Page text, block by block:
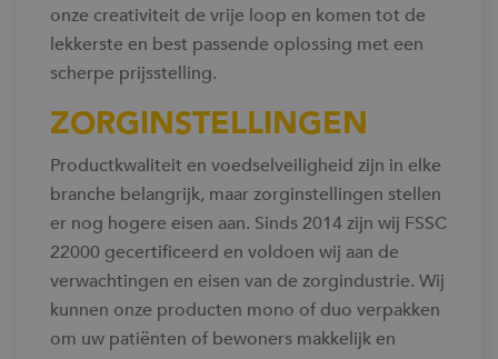
onze creativiteit de vrije loop en komen tot de
lekkerste en best passende oplossing met een
scherpe prijsstelling.
ZORGINSTELLINGEN
Productkwaliteit en voedselveiligheid zijn in elke
branche belangrijk, maar zorginstellingen stellen
er nog hogere eisen aan. Sinds 2014 zijn wij FSSC
22000 gecertificeerd en voldoen wij aan de
verwachtingen en eisen van de zorgindustrie. Wij
kunnen onze producten mono of duo verpakken
om uw patiënten of bewoners makkelijk en